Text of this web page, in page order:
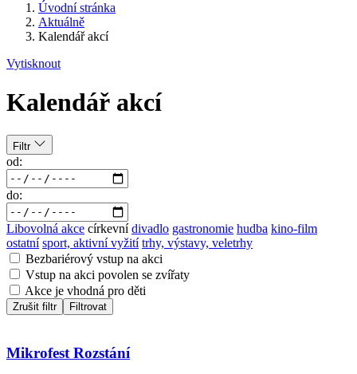
Úvodní stránka
Aktuálně
Kalendář akcí
Vytisknout
Kalendář akcí
Filtr
od:
do:
Libovolná akce církevní divadlo gastronomie hudba kino-film
ostatní sport, aktivní vyžití trhy, výstavy, veletrhy
Bezbariérový vstup na akci
Vstup na akci povolen se zvířaty
Akce je vhodná pro děti
Zrušit filtr Filtrovat
Mikrofest Rozstání